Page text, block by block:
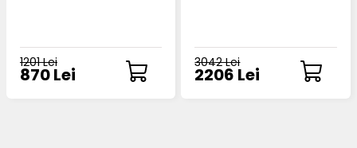
1201 Lei
870 Lei
3042 Lei
2206 Lei